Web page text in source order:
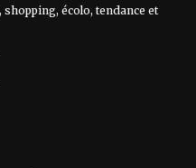
écolo, tendance et